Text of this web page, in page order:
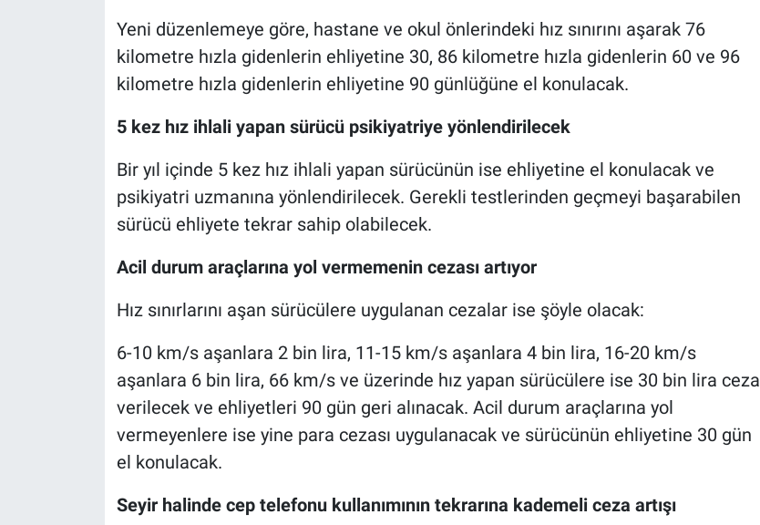
Yeni düzenlemeye göre, hastane ve okul önlerindeki hız sınırını aşarak 76
kilometre hızla gidenlerin ehliyetine 30, 86 kilometre hızla gidenlerin 60 ve 96
kilometre hızla gidenlerin ehliyetine 90 günlüğüne el konulacak.
5 kez hız ihlali yapan sürücü psikiyatriye yönlendirilecek
Bir yıl içinde 5 kez hız ihlali yapan sürücünün ise ehliyetine el konulacak ve
psikiyatri uzmanına yönlendirilecek. Gerekli testlerinden geçmeyi başarabilen
sürücü ehliyete tekrar sahip olabilecek.
Acil durum araçlarına yol vermemenin cezası artıyor
Hız sınırlarını aşan sürücülere uygulanan cezalar ise şöyle olacak:
6-10 km/s aşanlara 2 bin lira, 11-15 km/s aşanlara 4 bin lira, 16-20 km/s
aşanlara 6 bin lira, 66 km/s ve üzerinde hız yapan sürücülere ise 30 bin lira ceza
verilecek ve ehliyetleri 90 gün geri alınacak. Acil durum araçlarına yol
vermeyenlere ise yine para cezası uygulanacak ve sürücünün ehliyetine 30 gün
el konulacak.
Seyir halinde cep telefonu kullanımının tekrarına kademeli ceza artışı